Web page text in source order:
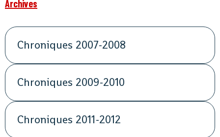
Archives
Chroniques 2007-2008
Chroniques 2009-2010
Chroniques 2011-2012